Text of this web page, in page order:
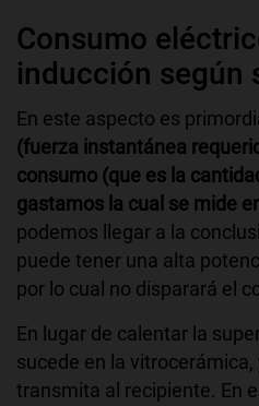
Consumo
inducción según
En este aspecto es
(fuerza instantánea
consumo (que es la
gastamos la cual se mide
podemos llegar a la
puede tener una alta
por lo cual no disparará el
En lugar de calentar la
sucede en la vitrocerámica,
transmita al recipiente. En